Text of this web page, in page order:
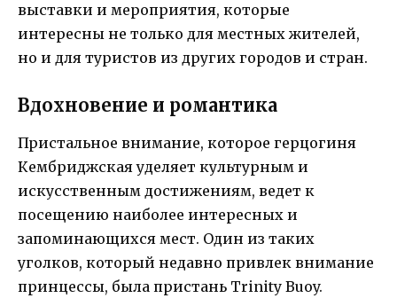
выставки и мероприятия, которые
интересны не только для местных жителей,
но и для туристов из других городов и стран.
Вдохновение и романтика
Пристальное внимание, которое герцогиня
Кембриджская уделяет культурным и
искусственным достижениям, ведет к
посещению наиболее интересных и
запоминающихся мест. Один из таких
уголков, который недавно привлек внимание
принцессы, была пристань Trinity Buoy.